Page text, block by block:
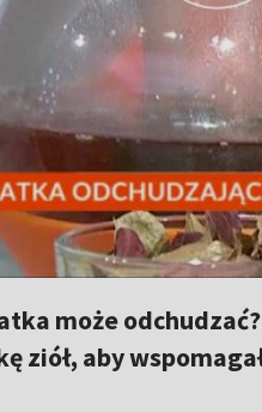
może
ziół, aby